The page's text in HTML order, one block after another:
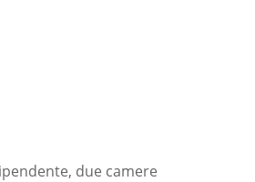
due camere